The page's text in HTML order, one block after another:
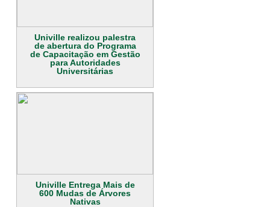
Univille realizou palestra
de abertura do Programa
de Capacitação em Gestão
para Autoridades
Universitárias
Univille Entrega Mais de
600 Mudas de Árvores
Nativas